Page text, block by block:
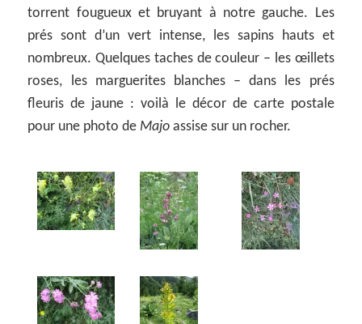
torrent fougueux et bruyant à notre gauche. Les
prés sont d’un vert intense, les sapins hauts et
nombreux. Quelques taches de couleur – les œillets
roses, les marguerites blanches – dans les prés
fleuris de jaune : voilà le décor de carte postale
pour une photo de Majo assise sur un rocher.